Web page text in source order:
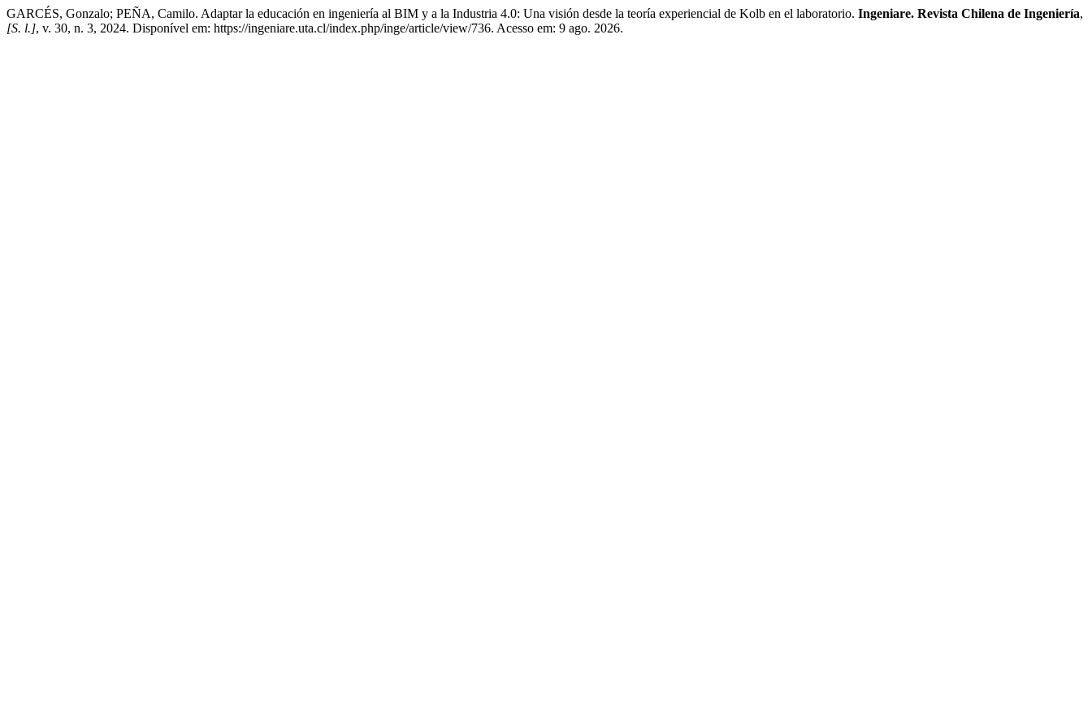
GARCÉS, Gonzalo; PEÑA, Camilo. Adaptar la educación en ingeniería al BIM y a la Industria 4.0: Una visión desde la teoría experiencial de Kolb en el laboratorio. Ingeniare. Revista Chilena de Ingeniería,
[S. l.], v. 30, n. 3, 2024. Disponível em: https://ingeniare.uta.cl/index.php/inge/article/view/736. Acesso em: 9 ago. 2026.